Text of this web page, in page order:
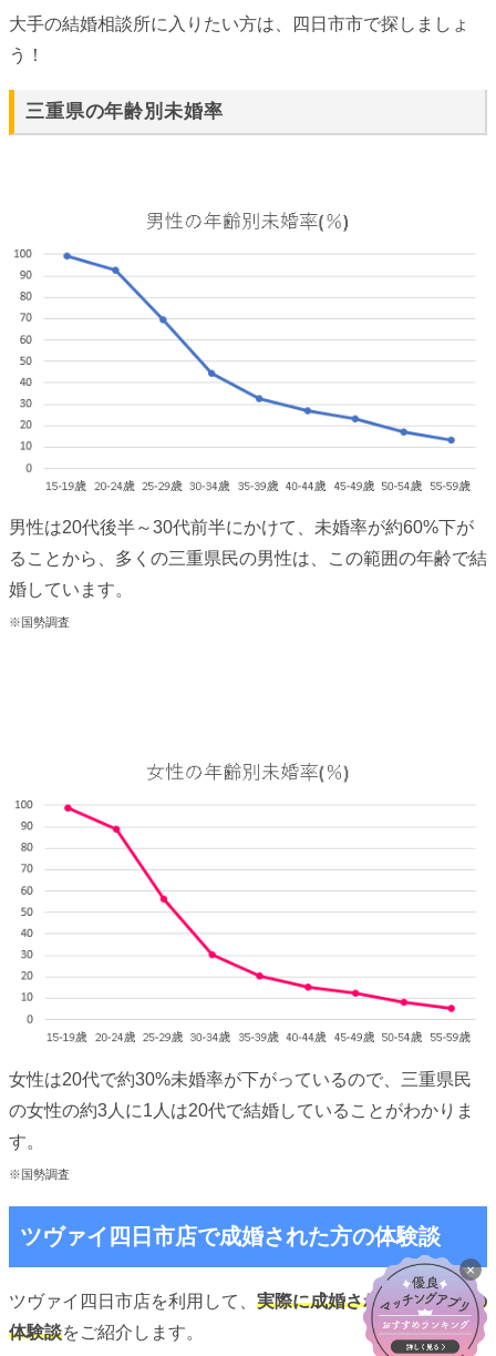
大手の結婚相談所に入りたい方は、四日市市で探しましょ
う！
三重県の年齢別未婚率
男性は20代後半～30代前半にかけて、未婚率が約60%下が
ることから、多くの三重県民の男性は、この範囲の年齢で結
婚しています。
※国勢調査
女性は20代で約30%未婚率が下がっているので、三重県民
の女性の約3人に1人は20代で結婚していることがわかりま
す。
※国勢調査
ツヴァイ四日市店で成婚された方の体験談
ツヴァイ四日市店を利用して、 実際に成婚されたカップルの
体験談をご紹介します。
×